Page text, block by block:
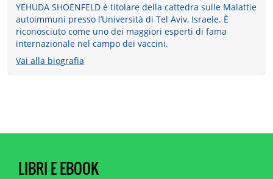
YEHUDA SHOENFELD è titolare della cattedra sulle Malattie
autoimmuni presso l’Università di Tel Aviv, Israele. È
riconosciuto come uno dei maggiori esperti di fama
internazionale nel campo dei vaccini.
Vai alla biografia
LIBRI E EBOOK